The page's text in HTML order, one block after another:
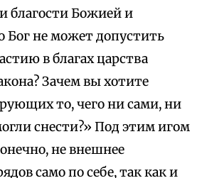
благости Божией и
Бог не может допустить
в благах царства
Зачем вы хотите
то, чего ни сами, ни
снести?» Под этим игом
не внешнее
само по себе, так как и